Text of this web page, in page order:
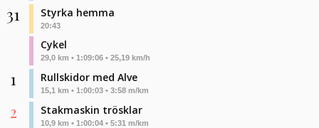
31 Styrka hemma
20:43
Cykel
29,0 km • 1:09:06 • 25,19 km/h
1 Rullskidor med Alve
15,1 km • 1:00:03 • 3:58 m/km
2 Stakmaskin trösklar
10,9 km • 1:00:04 • 5:31 m/km